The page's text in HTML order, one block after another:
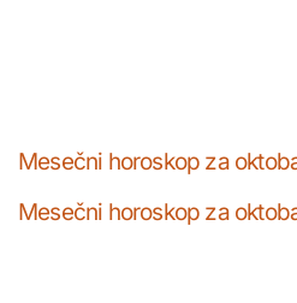
Mesečni horoskop za
Mesečni horoskop za